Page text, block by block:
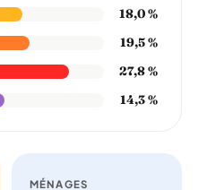
18,0 %
19,5 %
27,8 %
14,3 %
MÉNAGES